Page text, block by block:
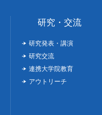
研究・交流
研究発表・講演
研究交流
連携大学院教育
アウトリーチ